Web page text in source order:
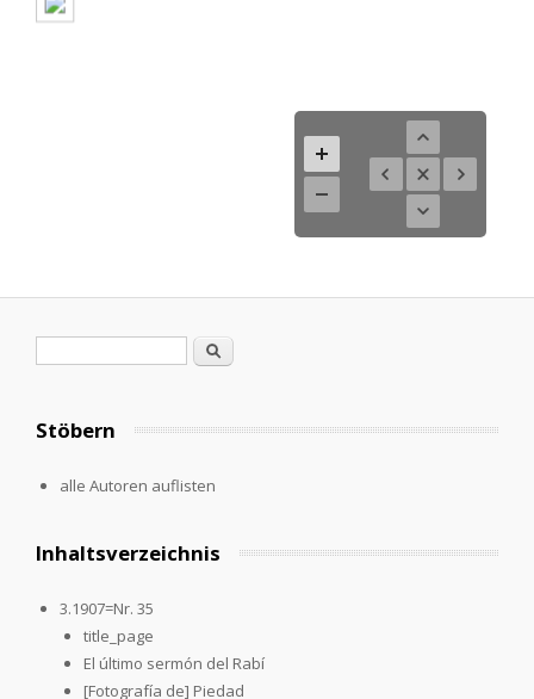
Search
Stöbern
alle Autoren auflisten
Inhaltsverzeichnis
3.1907=Nr. 35
title_page
El último sermón del Rabí
[Fotografía de] Piedad